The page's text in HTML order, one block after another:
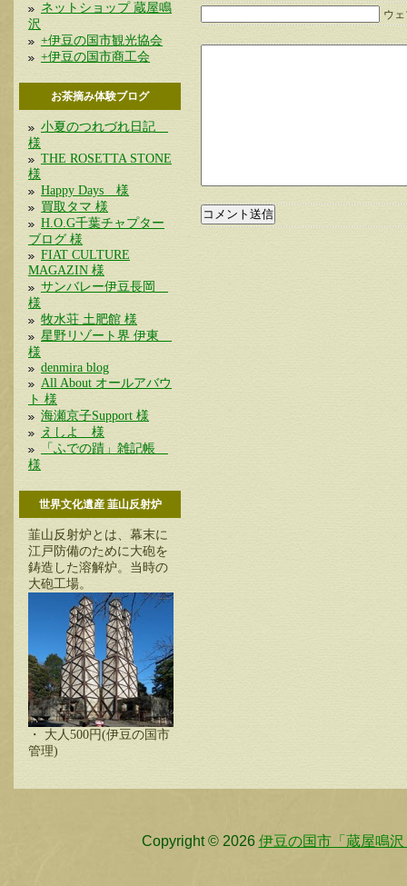
ネットショップ 蔵屋鳴
沢
+伊豆の国市観光協会
+伊豆の国市商工会
お茶摘み体験ブログ
小夏のつれづれ日記
様
THE ROSETTA STONE
様
Happy Days 様
買取タマ 様
H.O.G千葉チャプター
ブログ 様
FIAT CULTURE
MAGAZIN 様
サンバレー伊豆長岡
様
牧水荘 土肥館 様
星野リゾート界 伊東
様
denmira blog
All About オールアバウ
ト 様
海瀬京子Support 様
えしよ 様
「ふでの蹟」雑記帳
様
世界文化遺産 韮山反射炉
韮山反射炉とは、幕末に
江戸防備のために大砲を
鋳造した溶解炉。当時の
大砲工場。
・ 大人500円(伊豆の国市
管理)
ウ
Copyright © 2026 伊豆の国市「蔵屋鳴